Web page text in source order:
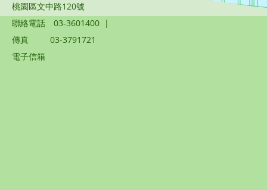
桃園區文中路120號
聯絡電話
03-3601400 |
傳真
03-3791721
電子信箱